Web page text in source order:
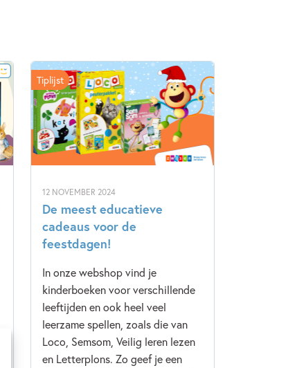
12 NOVEMBER 2024
De meest educatieve
cadeaus voor de
feestdagen!
In onze webshop vind je
kinderboeken voor verschillende
leeftijden en ook heel veel
leerzame spellen, zoals die van
Loco, Semsom, Veilig leren lezen
en Letterplons. Zo geef je een
Tiplijst